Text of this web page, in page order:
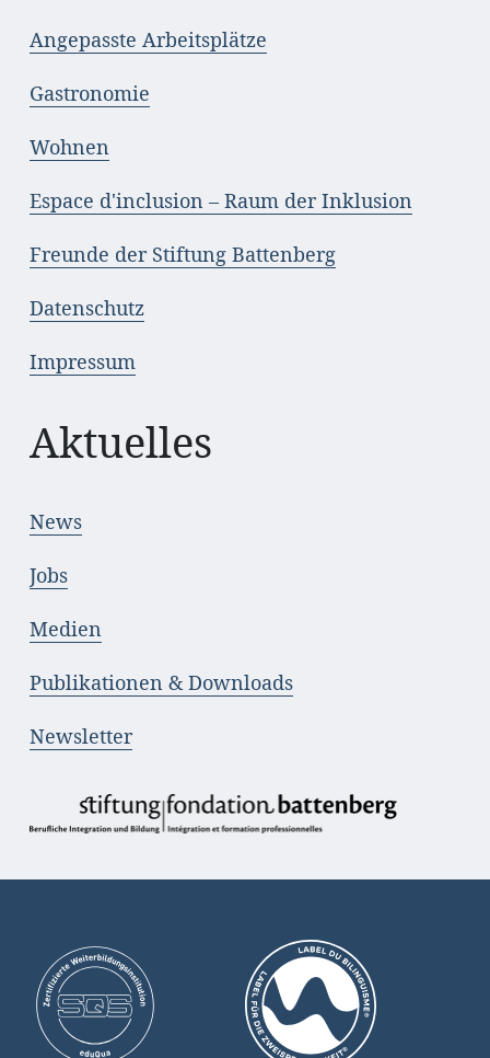
Angepasste Arbeitsplätze
Gastronomie
Wohnen
Espace d'inclusion – Raum der Inklusion
Freunde der Stiftung Battenberg
Datenschutz
Impressum
Aktuelles
News
Jobs
Medien
Publikationen & Downloads
Newsletter